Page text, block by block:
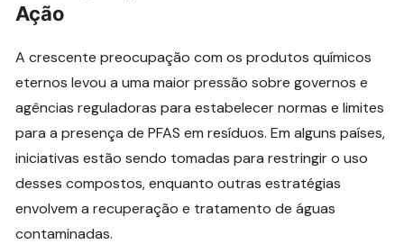
Ação
A crescente preocupação com os produtos químicos
eternos levou a uma maior pressão sobre governos e
agências reguladoras para estabelecer normas e limites
para a presença de PFAS em resíduos. Em alguns países,
iniciativas estão sendo tomadas para restringir o uso
desses compostos, enquanto outras estratégias
envolvem a recuperação e tratamento de águas
contaminadas.